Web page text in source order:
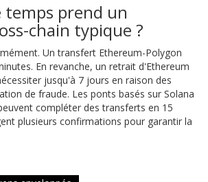
temps prend un
chain typique ?
Un transfert Ethereum-Polygon
En revanche, un retrait d'Ethereum
jusqu'à 7 jours en raison des
de fraude. Les ponts basés sur Solana
compléter des transferts en 15
plusieurs confirmations pour garantir la